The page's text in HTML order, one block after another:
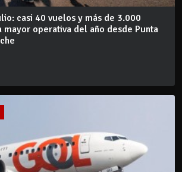
casi 40 vuelos y más de 3.000
mayor operativa del año desde Punta